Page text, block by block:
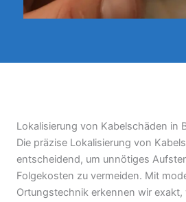
Lokalisierung von Kabelschäden in
Die präzise Lokalisierung von
entscheidend, um unnötiges
Folgekosten zu vermeiden. Mit
Ortungstechnik erkennen wir